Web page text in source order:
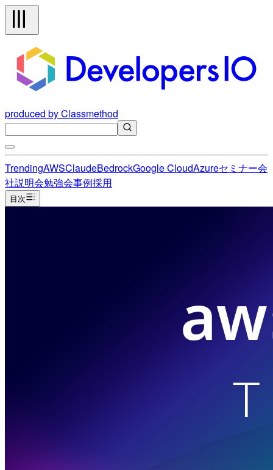
produced by Classmethod
TrendingAWSClaudeBedrockGoogle CloudAzureセミナー会
社説明会勉強会事例採用
目次